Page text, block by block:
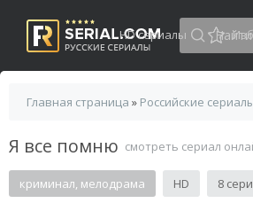
HD сериалы
Главная страница » Российские
Я все помню смотреть сериал
криминал, мелодрама HD 8